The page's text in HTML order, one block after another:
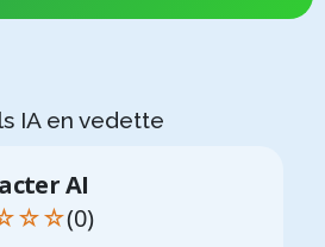
IA en vedette
AI
(0)